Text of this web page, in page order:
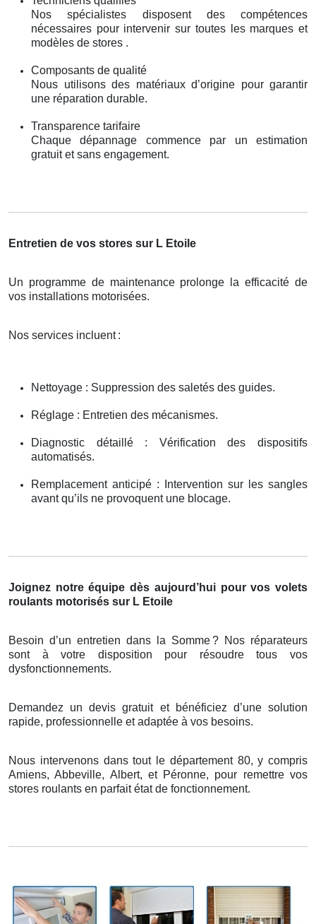
Nos spécialistes disposent des compétences
nécessaires pour intervenir sur toutes les marques et
modèles de stores .
Composants de qualité
Nous utilisons des matériaux d’origine pour garantir
une réparation durable.
Transparence tarifaire
Chaque dépannage commence par un estimation
gratuit et sans engagement.
Entretien de vos stores sur L Etoile
Un programme de maintenance prolonge la efficacité de
vos installations motorisées.
Nos services incluent :
Nettoyage : Suppression des saletés des guides.
Réglage : Entretien des mécanismes.
Diagnostic détaillé : Vérification des dispositifs
automatisés.
Remplacement anticipé : Intervention sur les sangles
avant qu’ils ne provoquent une blocage.
Joignez notre équipe dès aujourd’hui pour vos volets
roulants motorisés sur L Etoile
Besoin d’un entretien dans la Somme? Nos réparateurs
sont à votre disposition pour résoudre tous vos
dysfonctionnements.
Demandez un devis gratuit et bénéficiez d’une solution
rapide, professionnelle et adaptée à vos besoins.
Nous intervenons dans tout le département 80, y compris
Amiens, Abbeville, Albert, et Péronne, pour remettre vos
stores roulants en parfait état de fonctionnement.